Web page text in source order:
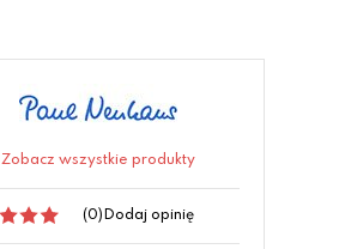
Zobacz wszystkie produkty
(0) Dodaj opinię